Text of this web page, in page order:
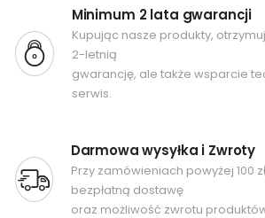
Minimum 2 lata gwarancji
Kupując nasze produkty,
2-letnią
gwarancję, ale także wsparcie
serwis.
Darmowa wysyłka i Zwroty
Przy zamówieniach powyżej 100
bezpłatną dostawę
oraz możliwość zwrotu